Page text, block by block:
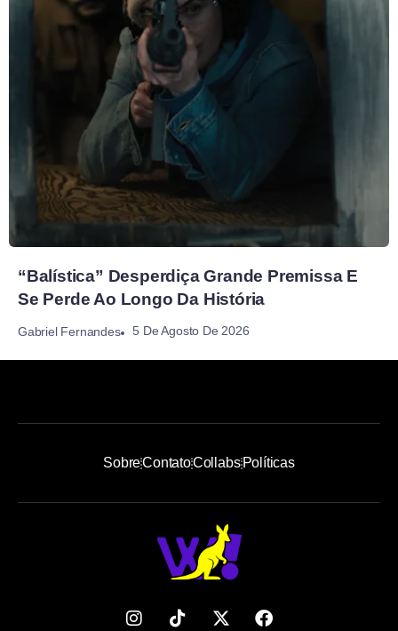
“Balística” Desperdiça Grande Premissa E
Se Perde Ao Longo Da História
Gabriel Fernandes 5 De Agosto De 2026
SobreContatoCollabsPolíticas